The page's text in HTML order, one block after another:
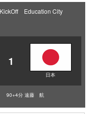
Education City
1
日本
90+4分 遠藤 航